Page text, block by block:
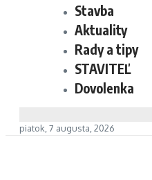
Stavba
Aktuality
Rady a tipy
STAVITEĽ
Dovolenka
piatok, 7 augusta, 2026